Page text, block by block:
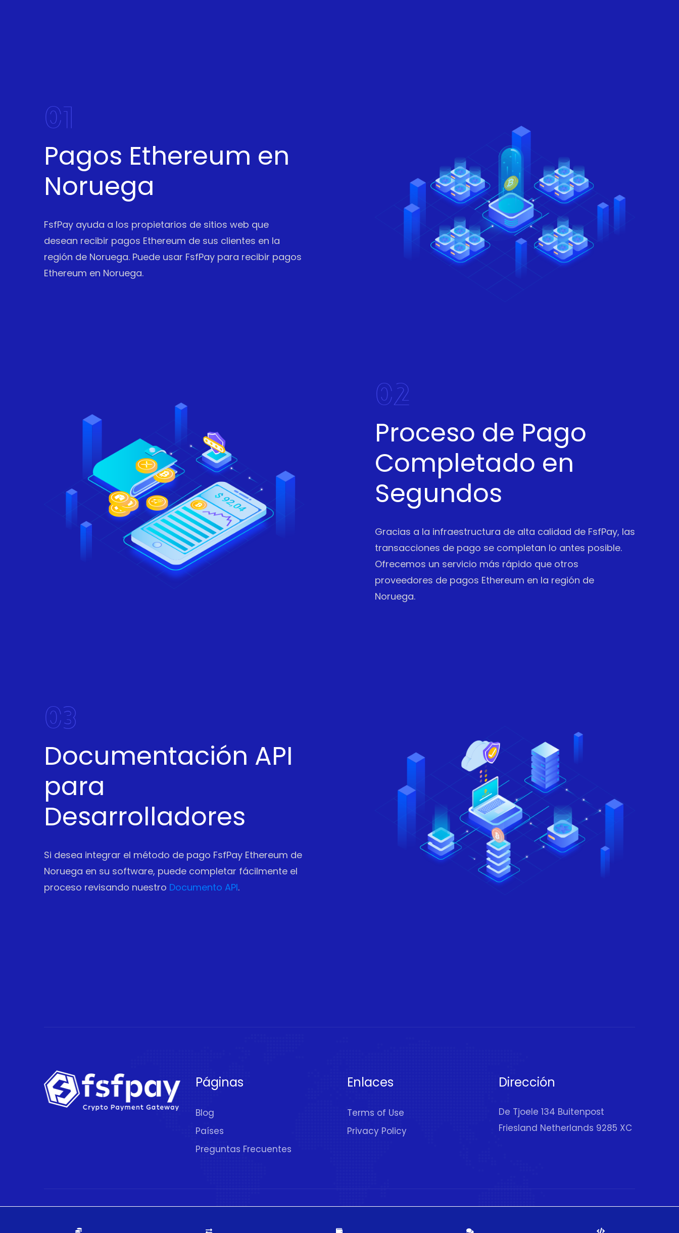
01
Pagos Ethereum en
Noruega
FsfPay ayuda a los propietarios de sitios web que
desean recibir pagos Ethereum de sus clientes en la
región de Noruega. Puede usar FsfPay para recibir pagos
Ethereum en Noruega.
02
Proceso de Pago
Completado en
Segundos
Gracias a la infraestructura de alta calidad de FsfPay, las
transacciones de pago se completan lo antes posible.
Ofrecemos un servicio más rápido que otros
proveedores de pagos Ethereum en la región de
Noruega.
03
Documentación API
para
Desarrolladores
Si desea integrar el método de pago FsfPay Ethereum de
Noruega en su software, puede completar fácilmente el
proceso revisando nuestro Documento API.
Páginas
Blog
Países
Preguntas Frecuentes
Enlaces
Terms of Use
Privacy Policy
Dirección
De Tjoele 134 Buitenpost
Friesland Netherlands 9285 XC